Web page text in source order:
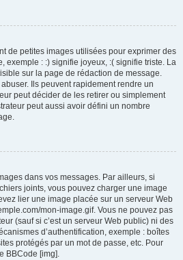
de petites images utilisées pour exprimer des
exemple : :) signifie joyeux, :( signifie triste. La
sur la page de rédaction de message.
Ils peuvent rapidement rendre un
peut décider de les retirer ou simplement
peut aussi avoir défini un nombre
dans vos messages. Par ailleurs, si
joints, vous pouvez charger une image
lier une image placée sur un serveur Web
mon-image.gif. Vous ne pouvez pas
(sauf si c’est un serveur Web public) ni des
d’authentification, exemple : boîtes
protégés par un mot de passe, etc. Pour
BBCode [img].